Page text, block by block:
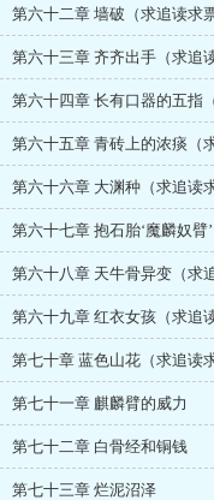
第六十二章 墙破（求追读求票
第六十三章 齐齐出手（求追
第六十四章 长有口器的五指
第六十五章 青砖上的浓痰（
第六十六章 大渊种（求追读
第六十七章 抱石胎‘魔麟奴臂
第六十八章 天牛骨异变（求
第六十九章 红衣女孩（求追
第七十章 蓝色山花（求追读
第七十一章 麒麟臂的威力
第七十二章 白骨经和铜钱
第七十三章 烂泥沼泽